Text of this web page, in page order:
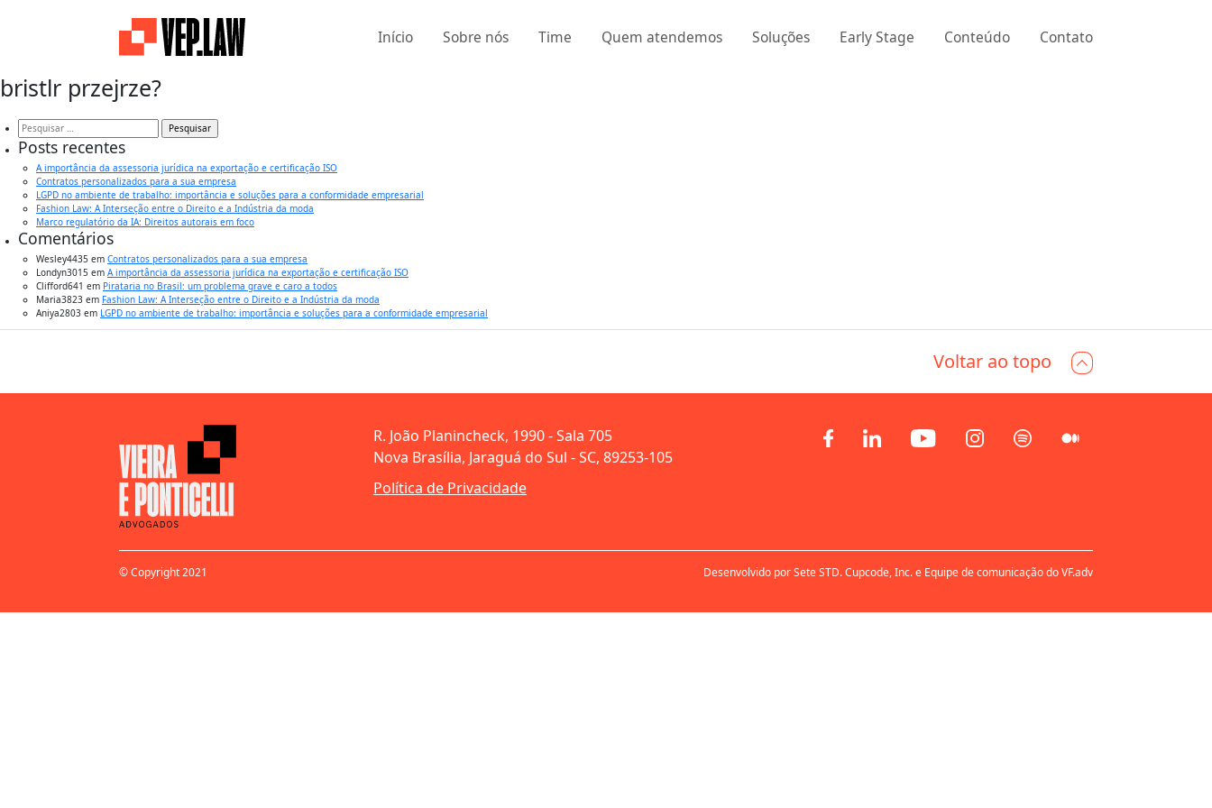
Início Sobre nós Time Quem atendemos Soluções Early Stage Conteúdo Contato
bristlr przejrze?
Pesquisar
por:
Posts recentes
A importância da assessoria jurídica na exportação e certificação ISO
Contratos personalizados para a sua empresa
LGPD no ambiente de trabalho: importância e soluções para a conformidade empresarial
Fashion Law: A Interseção entre o Direito e a Indústria da moda
Marco regulatório da IA: Direitos autorais em foco
Comentários
Wesley4435 em Contratos personalizados para a sua empresa
Londyn3015 em A importância da assessoria jurídica na exportação e certificação ISO
Clifford641 em Pirataria no Brasil: um problema grave e caro a todos
Maria3823 em Fashion Law: A Interseção entre o Direito e a Indústria da moda
Aniya2803 em LGPD no ambiente de trabalho: importância e soluções para a conformidade empresarial
Voltar ao topo
R. João Planincheck, 1990 - Sala 705
Nova Brasília, Jaraguá do Sul - SC, 89253-105
Política de Privacidade
© Copyright 2021 Desenvolvido por Sete STD. Cupcode, Inc. e Equipe de comunicação do VF.adv